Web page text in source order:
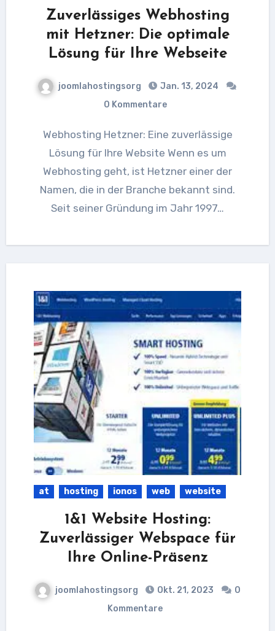
Zuverlässiges Webhosting
mit Hetzner: Die optimale
Lösung für Ihre Webseite
joomlahostingsorg
Jan. 13, 2024
0 Kommentare
Webhosting Hetzner: Eine zuverlässige
Lösung für Ihre Website Wenn es um
Webhosting geht, ist Hetzner einer der
Namen, die in der Branche bekannt sind.
Seit seiner Gründung im Jahr 1997…
at hosting ionos web website
1&1 Website Hosting:
Zuverlässiger Webspace für
Ihre Online-Präsenz
joomlahostingsorg Okt. 21, 2023
0
Kommentare